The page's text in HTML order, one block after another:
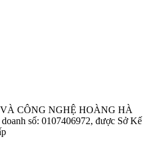
CÔNG NGHỆ HOÀNG HÀ
số: 0107406972, được Sở Kế